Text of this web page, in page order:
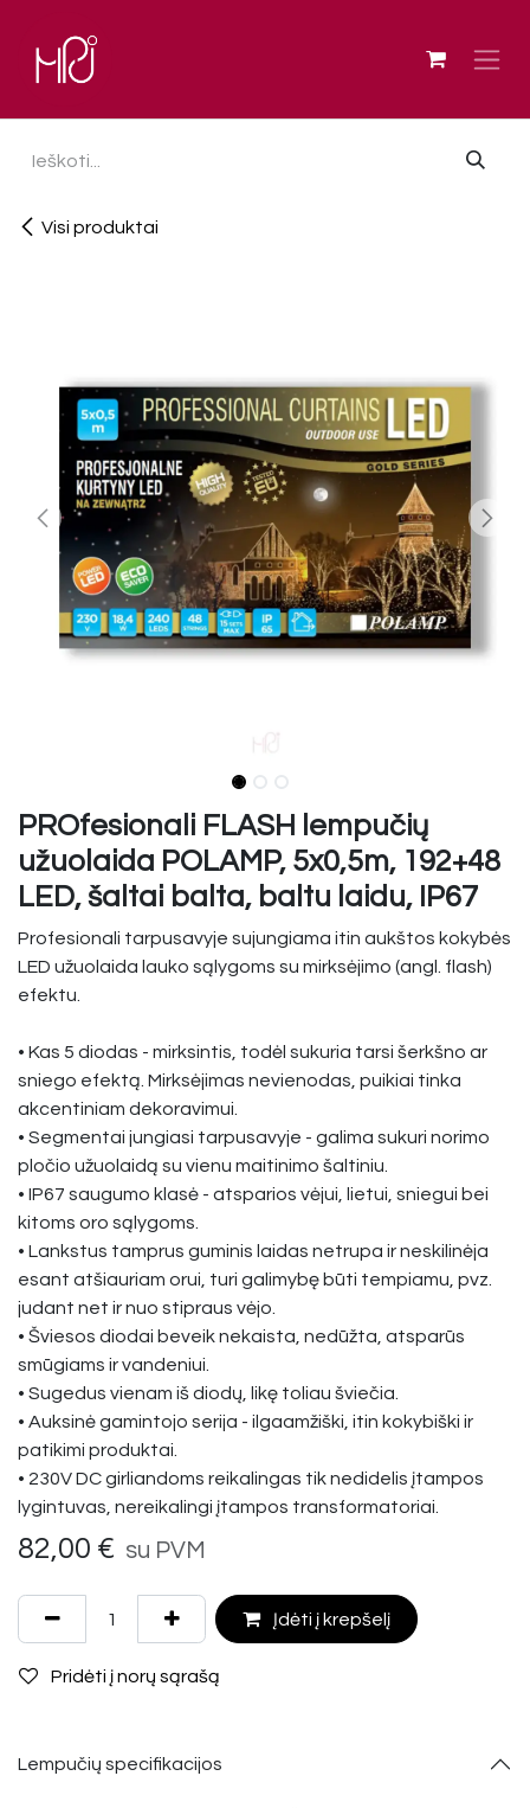
Visi produktai
PROfesionali FLASH lempučių
užuolaida POLAMP, 5x0,5m, 192+48
LED, šaltai balta, baltu laidu, IP67
Profesionali tarpusavyje sujungiama itin aukštos kokybės
LED užuolaida lauko sąlygoms su mirksėjimo (angl. flash)
efektu.
• Kas 5 diodas - mirksintis, todėl sukuria tarsi šerkšno ar
sniego efektą. Mirksėjimas nevienodas, puikiai tinka
akcentiniam dekoravimui.
• Segmentai jungiasi tarpusavyje - galima sukuri norimo
pločio užuolaidą su vienu maitinimo šaltiniu.
• IP67 saugumo klasė - atsparios vėjui, lietui, sniegui bei
kitoms oro sąlygoms.
• Lankstus tamprus guminis laidas netrupa ir neskilinėja
esant atšiauriam orui, turi galimybę būti tempiamu, pvz.
judant net ir nuo stipraus vėjo.
• Šviesos diodai beveik nekaista, nedūžta, atsparūs
smūgiams ir vandeniui.
• Sugedus vienam iš diodų, likę toliau šviečia.
• Auksinė gamintojo serija - ilgaamžiški, itin kokybiški ir
patikimi produktai.
• 230V DC girliandoms reikalingas tik nedidelis įtampos
lygintuvas, nereikalingi įtampos transformatoriai.
82,00 € su PVM
Įdėti į krepšelį
Pridėti į norų sąrašą
Lempučių specifikacijos